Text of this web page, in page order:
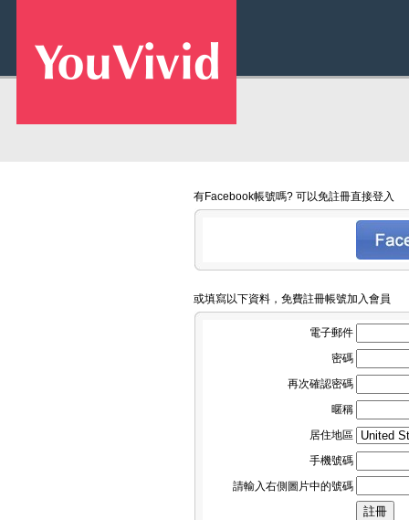
有Facebook帳號嗎? 可以免註冊直接登入
或填寫以下資料，免費註冊帳號加入會員
電子郵件
密碼
再次確認密碼
暱稱
居住地區
手機號碼
請輸入右側圖片中的號碼